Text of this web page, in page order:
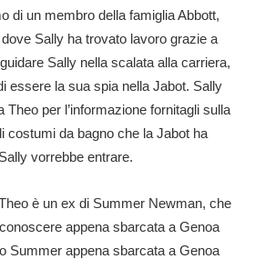
di un membro della famiglia Abbott,
Sally ha trovato lavoro grazie a
Sally nella scalata alla carriera,
essere la sua spia nella Jabot. Sally
Theo per l’informazione fornitagli sulla
costumi da bagno che la Jabot ha
vorrebbe entrare.
è un ex di Summer Newman, che
appena sbarcata a Genoa
Summer appena sbarcata a Genoa